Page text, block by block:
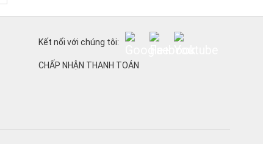
Kết nối với chúng tôi:
CHẤP NHẬN THANH TOÁN